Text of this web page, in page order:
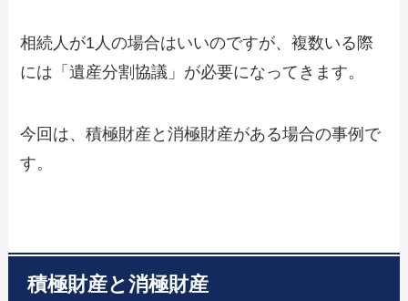
相続人が1人の場合はいいのですが、複数いる際
には「遺産分割協議」が必要になってきます。
今回は、積極財産と消極財産がある場合の事例で
す。
積極財産と消極財産